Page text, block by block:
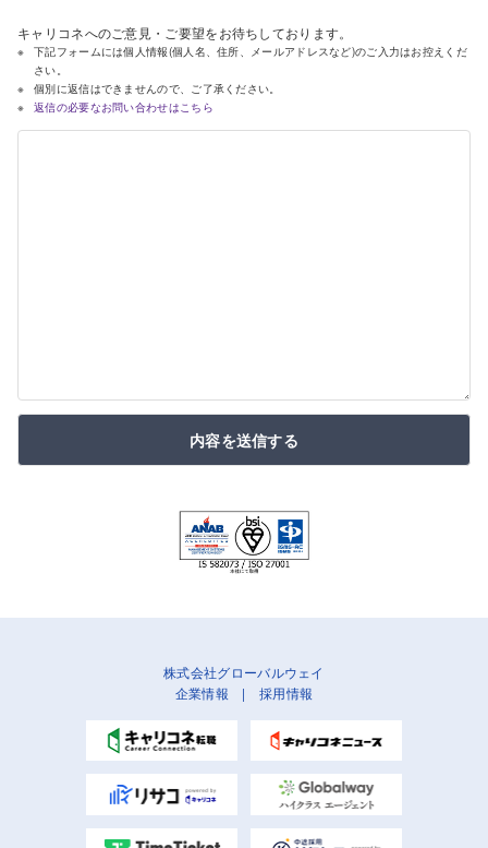
キャリコネへのご意見・ご要望をお待ちしております。
下記フォームには個人情報(個人名、住所、メールアドレスなど)のご入力はお控えくだ
さい。
個別に返信はできませんので、ご了承ください。
返信の必要なお問い合わせはこちら
内容を送信する
株式会社グローバルウェイ
企業情報 | 採用情報